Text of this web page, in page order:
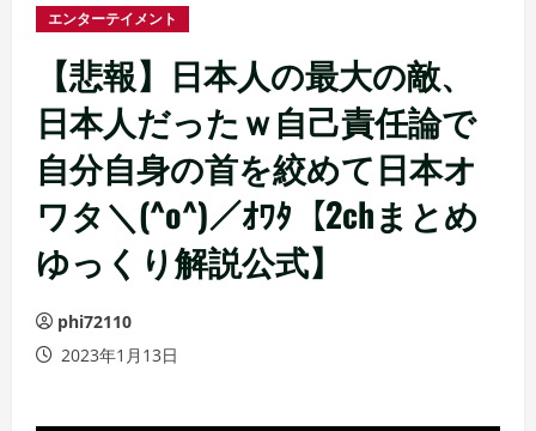
エンターテイメント
【悲報】日本人の最大の敵、
日本人だったｗ自己責任論で
自分自身の首を絞めて日本オ
ワタ＼(^o^)／ｵﾜﾀ【2chまとめ
ゆっくり解説公式】
phi72110
2023年1月13日